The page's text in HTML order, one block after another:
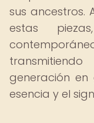
sus ancestros.
estas
generación en
esencia y el